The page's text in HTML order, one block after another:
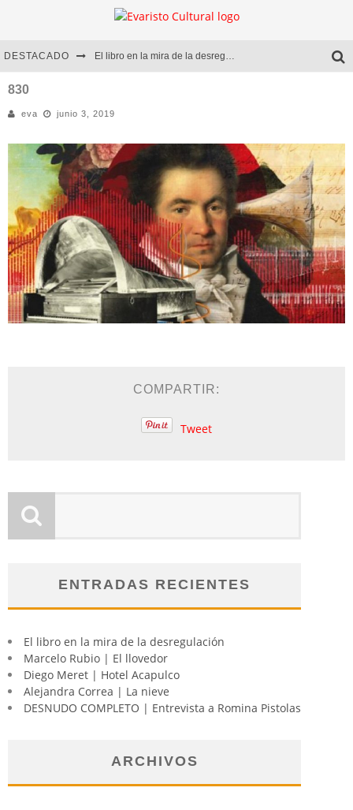
DESTACADO El libro en la mira de la desregulación
Diego Meret | Hotel Acapulco
Alejandra Correa | La nieve
830
eva junio 3, 2019
COMPARTIR:
Tweet
ENTRADAS RECIENTES
El libro en la mira de la desregulación
Marcelo Rubio | El llovedor
Diego Meret | Hotel Acapulco
Alejandra Correa | La nieve
DESNUDO COMPLETO | Entrevista a Romina Pistolas
ARCHIVOS